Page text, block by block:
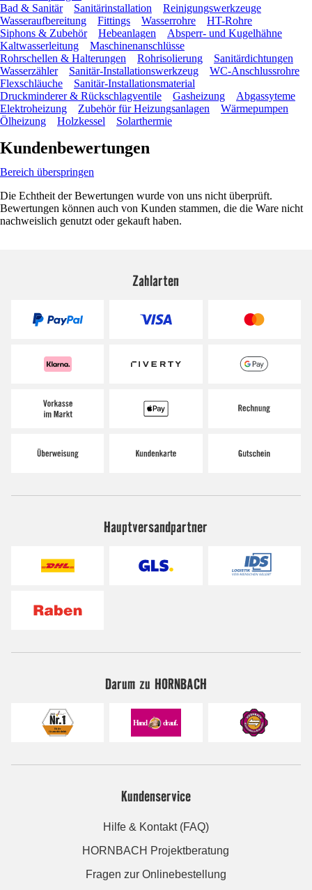
Bad & Sanitär
Sanitärinstallation
Reinigungswerkzeuge
Wasseraufbereitung
Fittings Wasserrohre
HT-Rohre
Siphons & Zubehör
Hebeanlagen
Absperr- und Kugelhähne
Kaltwasserleitung
Maschinenanschlüsse
Rohrschellen & Halterungen
Rohrisolierung
Sanitärdichtungen
Wasserzähler
Sanitär-Installationswerkzeug
WC-Anschlussrohre
Flexschläuche
Sanitär-Installationsmaterial
Druckminderer & Rückschlagventile
Gasheizung
Abgassyteme
Elektroheizung
Zubehör für Heizungsanlagen
Wärmepumpen
Ölheizung
Holzkessel Solarthermie
Kundenbewertungen
Bereich überspringen
Die Echtheit der Bewertungen wurde von uns nicht überprüft.
Bewertungen können auch von Kunden stammen, die die Ware nicht
nachweislich genutzt oder gekauft haben.
Zahlarten
Hauptversandpartner
Darum zu HORNBACH
Kundenservice
Hilfe & Kontakt (FAQ)
HORNBACH Projektberatung
Fragen zur Onlinebestellung